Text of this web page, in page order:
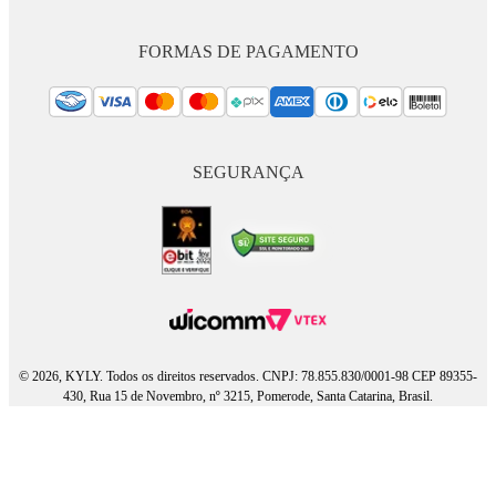
FORMAS DE PAGAMENTO
SEGURANÇA
© 2026, KYLY. Todos os direitos reservados. CNPJ: 78.855.830/0001-98 CEP 89355-
430, Rua 15 de Novembro, nº 3215, Pomerode, Santa Catarina, Brasil.